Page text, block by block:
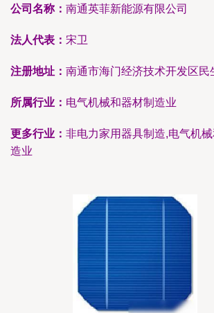
公司名称： 南通英菲新能源有限公司
法人代表： 宋卫
注册地址： 南通市海门经济技术开发区民
所属行业： 电气机械和器材制造业
更多行业： 非电力家用器具制造,电气机
造业